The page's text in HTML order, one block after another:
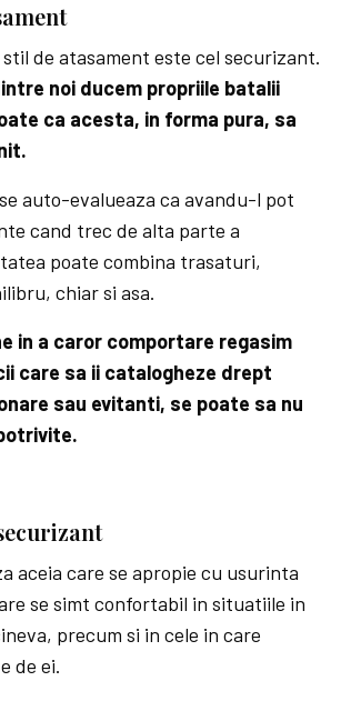
de atasament este cel securizant.
noi ducem propriile batalii
ca acesta, in forma pura, sa
auto-evalueaza ca avandu-l pot
cand trec de alta parte a
poate combina trasaturi,
chiar si asa.
in a caror comportare regasim
care sa ii catalogheze drept
sau evitanti, se poate sa nu
aceia care se apropie cu usurinta
se simt confortabil in situatiile in
precum si in cele in care
de ei.